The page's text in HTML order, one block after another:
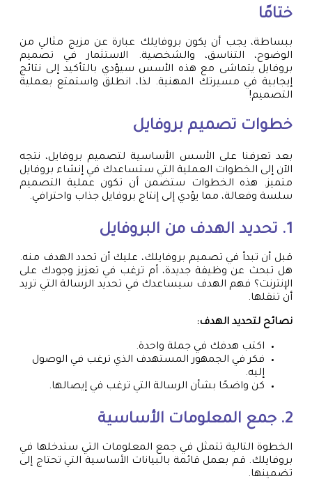
ختامًا
ببساطة، يجب أن يكون بروفايلك عبارة عن مزيج مثالي من
الوضوح، التناسق، والشخصية. الاستثمار في تصميم
بروفايل يتماشى مع هذه الأسس سيؤدي بالتأكيد إلى نتائج
إيجابية في مسيرتك المهنية. لذا، انطلق واستمتع بعملية
التصميم!
خطوات تصميم بروفايل
بعد تعرفنا على الأسس الأساسية لتصميم بروفايل، نتجه
الآن إلى الخطوات العملية التي ستساعدك في إنشاء بروفايل
متميز. هذه الخطوات ستضمن أن تكون عملية التصميم
سلسة وفعالة، مما يؤدي إلى إنتاج بروفايل جذاب واحترافي.
1. تحديد الهدف من البروفايل
قبل أن تبدأ في تصميم بروفايلك، عليك أن تحدد الهدف منه.
هل تبحث عن وظيفة جديدة، أم ترغب في تعزيز وجودك على
الإنترنت؟ فهم الهدف سيساعدك في تحديد الرسالة التي تريد
أن تنقلها.
نصائح لتحديد الهدف:
اكتب هدفك في جملة واحدة.
فكر في الجمهور المستهدف الذي ترغب في الوصول
إليه.
كن واضحًا بشأن الرسالة التي ترغب في إيصالها.
2. جمع المعلومات الأساسية
الخطوة التالية تتمثل في جمع المعلومات التي ستدخلها في
بروفايلك. قم بعمل قائمة بالبيانات الأساسية التي تحتاج إلى
تضمينها.